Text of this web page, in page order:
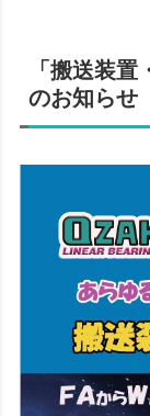
「搬送装
のお知らせ